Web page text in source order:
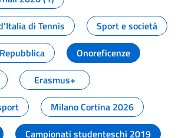
di Tennis
Sport e società
Onoreficenze
Erasmus+
Milano Cortina 2026
Campionati studenteschi 2019